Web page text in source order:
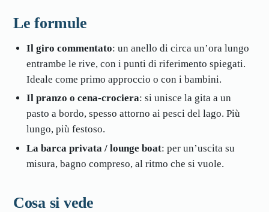
Le formule
Il giro commentato: un anello di circa un’ora lungo
entrambe le rive, con i punti di riferimento spiegati.
Ideale come primo approccio o con i bambini.
Il pranzo o cena-crociera: si unisce la gita a un
pasto a bordo, spesso attorno ai pesci del lago. Più
lungo, più festoso.
La barca privata / lounge boat: per un’uscita su
misura, bagno compreso, al ritmo che si vuole.
Cosa si vede